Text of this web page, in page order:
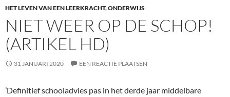
HET LEVEN VAN EEN LEERKRACHT,ONDERWIJS
NIET WEER OP DE SCHOP!
(ARTIKEL HD)
31 JANUARI 2020 EEN REACTIE PLAATSEN
’Definitief schooladvies pas in het derde jaar middelbare